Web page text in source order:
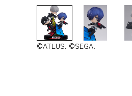
©ATLUS. ©SEGA.